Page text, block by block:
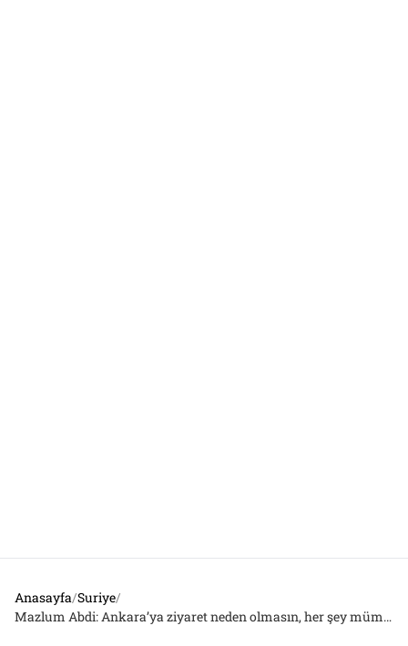
Anasayfa/Suriye/
Mazlum Abdi: Ankara’ya ziyaret neden olmasın, her şey mümkün